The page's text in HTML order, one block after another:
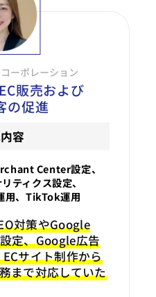
ーポレーション
販売および
の促進
容
Center設定、
ティクス設定、
用、TikTok運用
対策やGoogle
定、Google広告
サイト制作から
まで対応していた